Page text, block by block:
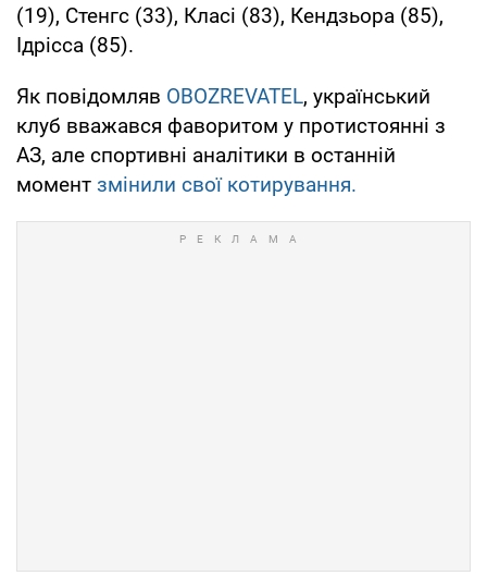
(19), Стенгс (33), Класі (83), Кендзьора (85),
Ідрісса (85).
Як повідомляв OBOZREVATEL, український
клуб вважався фаворитом у протистоянні з
АЗ, але спортивні аналітики в останній
момент змінили свої котирування.